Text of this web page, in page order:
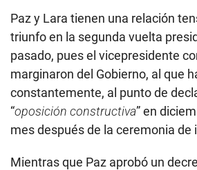
Paz y Lara tienen una relación
triunfo en la segunda vuelta
pasado, pues el vicepresidente
marginaron del Gobierno, al que
constantemente, al punto de
“oposición constructiva” en
mes después de la ceremonia de
Mientras que Paz aprobó un